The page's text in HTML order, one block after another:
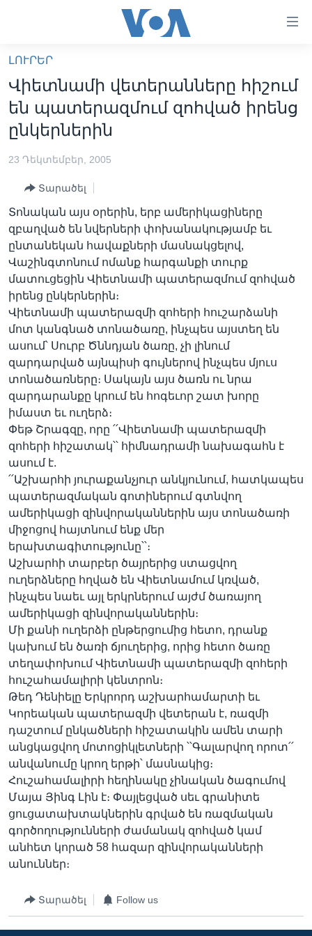
հիմնական
բովանդակությանը
անցնել
հիմնական
բովանդակությանը
բովանդակություն
ԼՈՒՐԵՐ
ՍՓՅՈՒՌՔ
IN ENGLISH
ՄԵՐ ՄԱՍԻՆ
«ԱՄԵՐԻԿԱՅԻ ՁԱՅՆ»-Ի ԿԱՆՈՆԱԴՐՈՒԹՅՈՒՆ
ԿԱՊ ՄԵԶ ՀԵՏ
ՈՒԿՐԱԻՆԱԿԱՆ ՊԱՏԵՐԱԶՄ
Learning English
ՀԵՏԵՒԵՔ ՄԵԶ
Լեզուներ
ԼՈՒՐԵՐ
Վիետնամի վետերանները հիշում
են պատերազմում զոհված իրենց
ընկերներին
23 Դեկտեմբեր, 2005
Տարածել
Տոնական այս օրերին, երբ ամերիկացիները
զբաղված են նվերների փոխանակությամբ եւ
ընտանեկան հավաքների մասնակցելով,
Վաշինգտոնում ոմանք հարգանքի տուրք
մատուցեցին Վիետնամի պատերազմում զոհված
իրենց ընկերներին։
Վիետնամի պատերազմի զոհերի հուշարձանի
մոտ կանգնած տոնածառը, ինչպես այստեղ են
ասում՝ Սուրբ Ծննդյան ծառը, չի լինում
զարդարված այնպիսի գույներով ինչպես մյուս
տոնածառները։ Սակայն այս ծառն ու նրա
զարդարանքը կրում են հոգեւոր շատ խորը
իմաստ եւ ուղերձ։
Փեթ Շրագզը, որը ՛՛Վիետնամի պատերազմի
զոհերի հիշատակ՝՝ հիմնադրամի նախագահն է
ասում է.
՛՛Աշխարհի յուրաքանչյուր անկյունում, հատկապես
պատերազմական գոտիներում գտնվող
ամերիկացի զինվորականներին այս տոնածառի
միջոցով հայտնում ենք մեր
երախտագիտությունը՝՝։
Աշխարհի տարբեր ծայրերից ստացվող
ուղերձները հղված են Վիետնամում կռված,
ինչպես նաեւ այլ երկրներում այժմ ծառայող
ամերիկացի զինվորականներին։
Մի քանի ուղերձի ընթերցումից հետո, դրանք
կախում են ծառի ճյուղերից, որից հետո ծառը
տեղափոխում Վիետնամի պատերազմի զոհերի
հուշահամալիրի կենտրոն։
Թեդ Դենիելը Երկրորդ աշխարհամարտի եւ
Կորեական պատերազմի վետերան է, ռազմի
դաշտում ընկածների հիշատակին ամեն տարի
անցկացվող մոտոցիկլետների ՝՝Գալարվող որոտ՛՛
անվանումը կրող երթի՝ մասնակից։
Հուշահամալիրի հեղինակը չինական ծագումով
Մայա Յինգ Լին է։ Փայլեցված սեւ գրանիտե
ցուցատախտակներին գրված են ռազմական
գործողությունների ժամանակ զոհված կամ
անհետ կորած 58 հազար զինվորականների
անուններ։
Տարածել Follow us